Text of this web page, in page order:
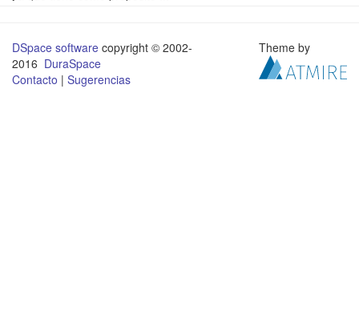
DSpace software copyright © 2002-
2016 DuraSpace
Contacto | Sugerencias
Theme by